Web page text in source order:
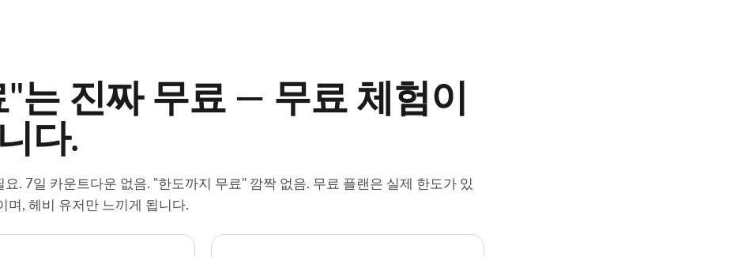
는 진짜 무료 — 무료 체험이
다.
요. 7일 카운트다운 없음. "한도까지 무료" 깜짝 없음. 무료 플랜은 실제 한도가 있
며, 헤비 유저만 느끼게 됩니다.